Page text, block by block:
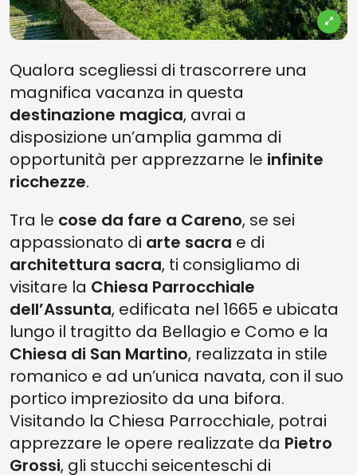
Qualora scegliessi di trascorrere una
magnifica vacanza in questa
destinazione magica, avrai a
disposizione un’amplia gamma di
opportunità per apprezzarne le infinite
ricchezze.
Tra le cose da fare a Careno, se sei
appassionato di arte sacra e di
architettura sacra, ti consigliamo di
visitare la Chiesa Parrocchiale
dell’Assunta, edificata nel 1665 e ubicata
lungo il tragitto da Bellagio e Como e la
Chiesa di San Martino, realizzata in stile
romanico e ad un’unica navata, con il suo
portico impreziosito da una bifora.
Visitando la Chiesa Parrocchiale, potrai
apprezzare le opere realizzate da Pietro
Grossi, gli stucchi seicenteschi di